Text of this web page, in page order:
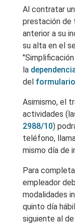
Al contratar
prestación de
anterior a su
su alta en el
la
del
Asimismo, el
actividades
2988/10)
teléfono,
mismo día de
Para
empleador
modalidades
quinto día
siguiente al